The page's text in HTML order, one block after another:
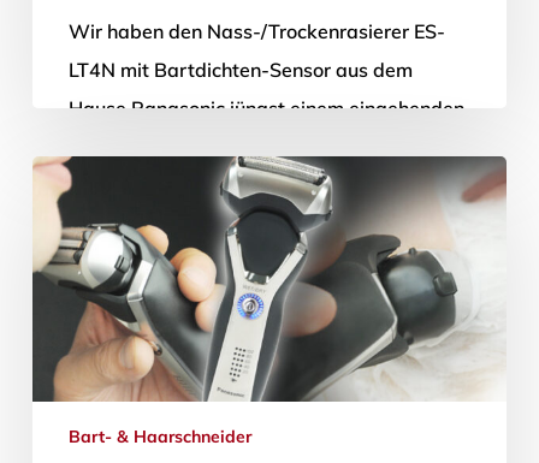
Wir haben den Nass-/Trockenrasierer ES-
LT4N mit Bartdichten-Sensor aus dem
Hause Panasonic jüngst einem eingehenden
Folgenden, ob uns der im Design…
7. August 2015
Bart- & Haarschneider